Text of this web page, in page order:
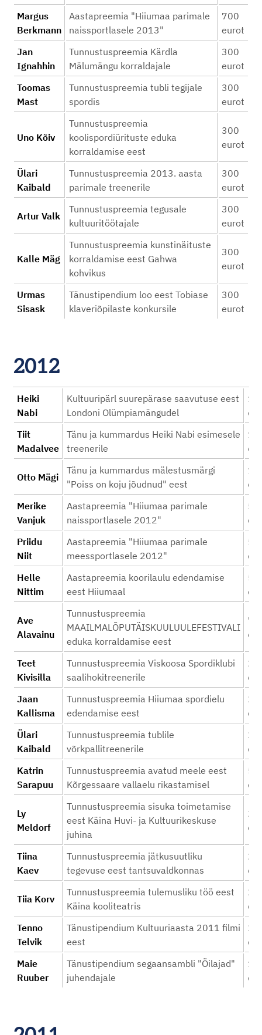
Margus
Berkmann
Aastapreemia "Hiiumaa parimale
naissportlasele 2013"
700
eurot
Jan
Ignahhin
Tunnustuspreemia Kärdla
Mälumängu korraldajale
300
eurot
Toomas
Mast
Tunnustuspreemia tubli tegijale
spordis
300
eurot
Uno Kõiv
Tunnustuspreemia
koolispordiürituste eduka
korraldamise eest
300
eurot
Ülari
Kaibald
Tunnustuspreemia 2013. aasta
parimale treenerile
300
eurot
Artur Valk
Tunnustuspreemia tegusale
kultuuritöötajale
300
eurot
Kalle Mäg
Tunnustuspreemia kunstinäituste
korraldamise eest Gahwa
kohvikus
300
eurot
Urmas
Sisask
Tänustipendium loo eest Tobiase
klaveriõpilaste konkursile
300
eurot
2012
Heiki
Nabi
Kultuuripärl suurepärase saavutuse eest
Londoni Olümpiamängudel
Tiit
Madalvee
Tänu ja kummardus Heiki Nabi esimesele
treenerile
Otto Mägi
Tänu ja kummardus mälestusmärgi
"Poiss on koju jõudnud" eest
Merike
Vanjuk
Aastapreemia "Hiiumaa parimale
naissportlasele 2012"
Priidu
Niit
Aastapreemia "Hiiumaa parimale
meessportlasele 2012"
Helle
Nittim
Aastapreemia koorilaulu edendamise
eest Hiiumaal
Ave
Alavainu
Tunnustuspreemia
MAAILMALÕPUTÄISKUULUULEFESTIVALI
eduka korraldamise eest
Teet
Kivisilla
Tunnustuspreemia Viskoosa Spordiklubi
saalihokitreenerile
Jaan
Kallisma
Tunnustuspreemia Hiiumaa spordielu
edendamise eest
Ülari
Kaibald
Tunnustuspreemia tublile
võrkpallitreenerile
Katrin
Sarapuu
Tunnustuspreemia avatud meele eest
Kõrgessaare vallaelu rikastamisel
Ly
Meldorf
Tunnustuspreemia sisuka toimetamise
eest Käina Huvi- ja Kultuurikeskuse
juhina
Tiina
Kaev
Tunnustuspreemia jätkusuutliku
tegevuse eest tantsuvaldkonnas
Tiia Korv
Tunnustuspreemia tulemusliku töö eest
Käina kooliteatris
Tenno
Telvik
Tänustipendium Kultuuriaasta 2011 filmi
eest
Maie
Ruuber
Tänustipendium segaansambli "Öilajad"
juhendajale